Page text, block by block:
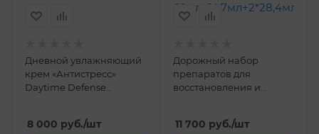
Дневной увлажняющий
крем «Антистресс»
Daytime Defense
8 000 руб./шт
Дорожный набор
препаратов для
восстановления и
Kit M.A.D Skincare
11 700 руб./шт